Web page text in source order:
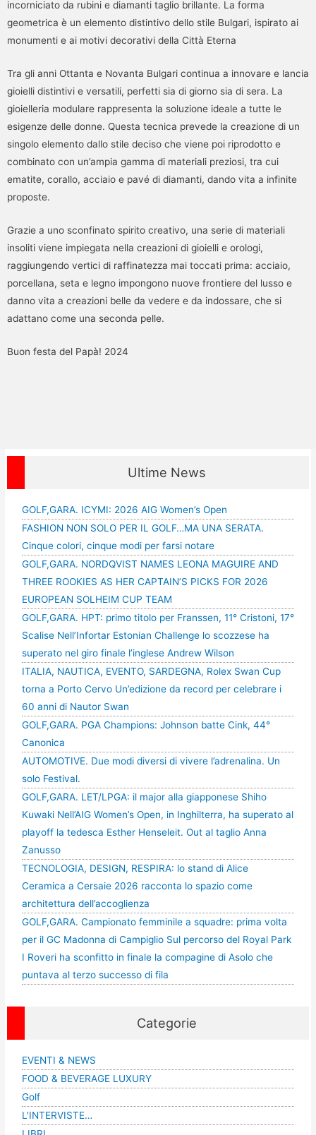
incorniciato da rubini e diamanti taglio brillante. La forma
geometrica è un elemento distintivo dello stile Bulgari, ispirato ai
monumenti e ai motivi decorativi della Città Eterna
Tra gli anni Ottanta e Novanta Bulgari continua a innovare e lancia
gioielli distintivi e versatili, perfetti sia di giorno sia di sera. La
gioielleria modulare rappresenta la soluzione ideale a tutte le
esigenze delle donne. Questa tecnica prevede la creazione di un
singolo elemento dallo stile deciso che viene poi riprodotto e
combinato con un’ampia gamma di materiali preziosi, tra cui
ematite, corallo, acciaio e pavé di diamanti, dando vita a infinite
proposte.
Grazie a uno sconfinato spirito creativo, una serie di materiali
insoliti viene impiegata nella creazioni di gioielli e orologi,
raggiungendo vertici di raffinatezza mai toccati prima: acciaio,
porcellana, seta e legno impongono nuove frontiere del lusso e
danno vita a creazioni belle da vedere e da indossare, che si
adattano come una seconda pelle.
Buon festa del Papà! 2024
Ultime News
GOLF,GARA. ICYMI: 2026 AIG Women’s Open
FASHION NON SOLO PER IL GOLF…MA UNA SERATA.
Cinque colori, cinque modi per farsi notare
GOLF,GARA. NORDQVIST NAMES LEONA MAGUIRE AND
THREE ROOKIES AS HER CAPTAIN’S PICKS FOR 2026
EUROPEAN SOLHEIM CUP TEAM
GOLF,GARA. HPT: primo titolo per Franssen, 11° Cristoni, 17°
Scalise Nell’Infortar Estonian Challenge lo scozzese ha
superato nel giro finale l’inglese Andrew Wilson
ITALIA, NAUTICA, EVENTO, SARDEGNA, Rolex Swan Cup
torna a Porto Cervo Un’edizione da record per celebrare i
60 anni di Nautor Swan
GOLF,GARA. PGA Champions: Johnson batte Cink, 44°
Canonica
AUTOMOTIVE. Due modi diversi di vivere l’adrenalina. Un
solo Festival.
GOLF,GARA. LET/LPGA: il major alla giapponese Shiho
Kuwaki Nell’AIG Women’s Open, in Inghilterra, ha superato al
playoff la tedesca Esther Henseleit. Out al taglio Anna
Zanusso
TECNOLOGIA, DESIGN, RESPIRA: lo stand di Alice
Ceramica a Cersaie 2026 racconta lo spazio come
architettura dell’accoglienza
GOLF,GARA. Campionato femminile a squadre: prima volta
per il GC Madonna di Campiglio Sul percorso del Royal Park
I Roveri ha sconfitto in finale la compagine di Asolo che
puntava al terzo successo di fila
Categorie
EVENTI & NEWS
FOOD & BEVERAGE LUXURY
Golf
L'INTERVISTE…